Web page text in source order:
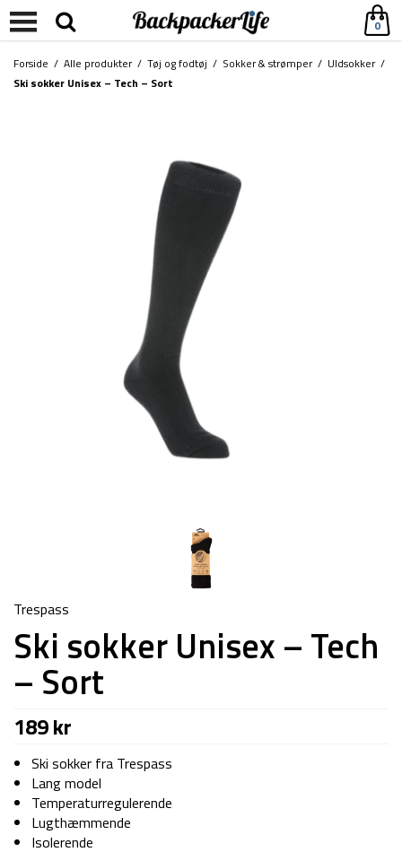
0
Forside / Alle produkter/ Tøj og fodtøj / Sokker & strømper/ Uldsokker/
Ski sokker Unisex – Tech – Sort
Trespass
Ski sokker Unisex – Tech
– Sort
189kr
Ski sokker fra Trespass
Lang model
Temperaturregulerende
Lugthæmmende
Isolerende